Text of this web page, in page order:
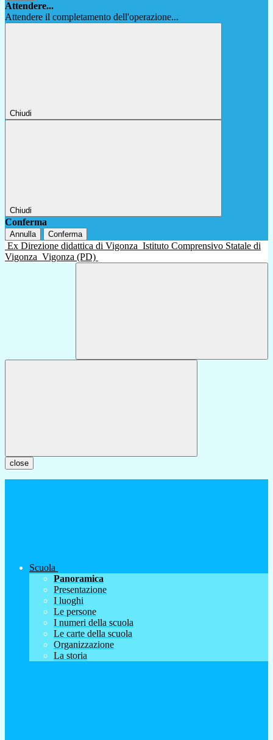
Attendere...
Attendere il completamento dell'operazione...
Chiudi
Chiudi
Conferma
Annulla Conferma
Ex Direzione didattica di Vigonza Istituto Comprensivo Statale di
Vigonza Vigonza (PD)
close
Scuola
Panoramica
Presentazione
I luoghi
Le persone
I numeri della scuola
Le carte della scuola
Organizzazione
La storia